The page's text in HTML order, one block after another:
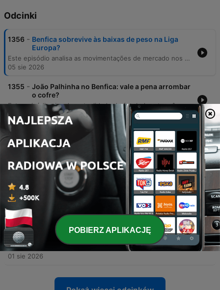
Odcinki
1356 - Benfica sobrevive às baixas de peso na Liga
Europa?
Este episódio analisa as movimentações de mercado nos principais clubes portugueses, com foco nas estratégias de transferências do Sporting, Benfica e Porto. Discutem-se também as mudanças regulamentares na Liga relativas ao acesso de adeptos aos estádios. A análise estende-se ao impacto mediático de Cristiano Ronaldo e à relevância económica da Volta a Portugal, abordando ainda temas como a gestão desportiva e o papel dos treinadores no planeamento de contratações.
05 sie 2026
1355 - João Palhinha no Benfica: vale a pena arrombar
o cofre?
Este episódio aborda a atualidade do futebol português, com foco nas movimentações de mercado do Benfica para João Palhinha e na necessidade de um novo central, além da renovação de Maxi Araújo no Sporting. O debate estende-se às polémicas em torno da presidência de Gianni Infantino na FIFA e ao futuro da carreira de Neymar. A discussão percorre ainda a homenagem póstuma a Franco Baresi, as condições dos relvados no início do campeonato nacional e a importância do ciclismo em Portugal, encerrando com as notas individuais dos participantes.
04 sie 2026
1354
Benfica no arame: glória europeia ou escândalo
na Escócia?
O debate analisa o cenário europeu do Benfica, os possíveis adversários na Liga Europa e a situação de mercado de jogadores como Sheldon Drew. São discutidas também as possibilidades de saída de Vítor Fraule do FC Porto para a Premier League e a transformação do plantel do Sporting. Os comentadores abordam ainda as mudanças no plantel do Sporting, a preocupação com o desempenho da arbitragem na nova época e atribuem notas a vários eventos desportivos. O episódio encerra com uma homenagem ao legado de Franco Baresi e uma reflexão sobre o impacto das redes sociais.
03 sie 2026
1353
FC Porto ganha bem, mas Torreense joga como
gente grande
02 sie 2026
1352 - Maquilhagem e desculpas de Proença não
escondem o acne da arbitragem
O episódio analisa a Supertaça entre FC Porto e Torriense, abordando o favoritismo do Porto e as preocupações com as condições do terreno de jogo. O debate foca-se também na profunda crise na arbitragem portuguesa, discutindo a reunião de Pedro Proença, as polémicas envolvendo áudios e investigações, e a falta de resolução nos problemas da Federação. Adicionalmente, os comentadores avaliam o desempenho do Sporting na pré-época, a transferência de Lucas Ornicek do Braga para a Premier League e discutem o comportamento disciplinar do Benfica.
01 sie 2026
POBIERZ APLIKACJĘ